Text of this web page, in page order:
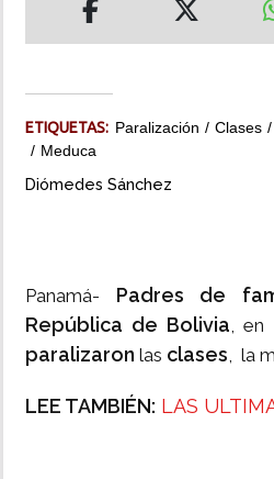
IMPRESO
ETIQUETAS: Paralización Clases
Meduca
Diómedes Sánchez
Panamá- Padres de
República de Bolivia, en
paralizaron las clases, la
LEE TAMBIÉN: LAS